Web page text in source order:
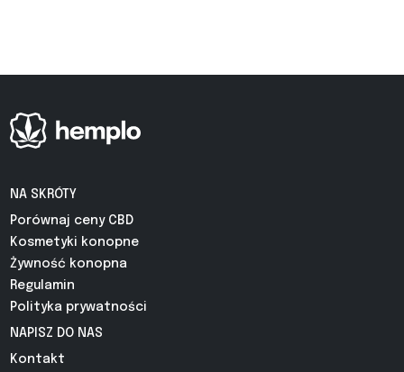
NA SKRÓTY
Porównaj ceny CBD
Kosmetyki konopne
Żywność konopna
Regulamin
Polityka prywatności
NAPISZ DO NAS
Kontakt